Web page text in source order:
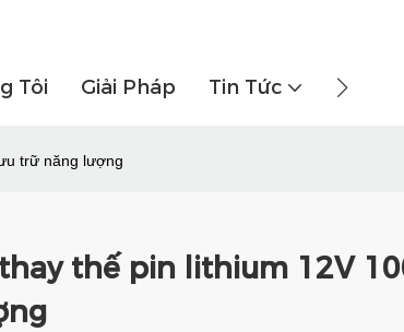
Tôi Giải Pháp Tin Tức Liên
trữ năng lượng
thế pin lithium 12V